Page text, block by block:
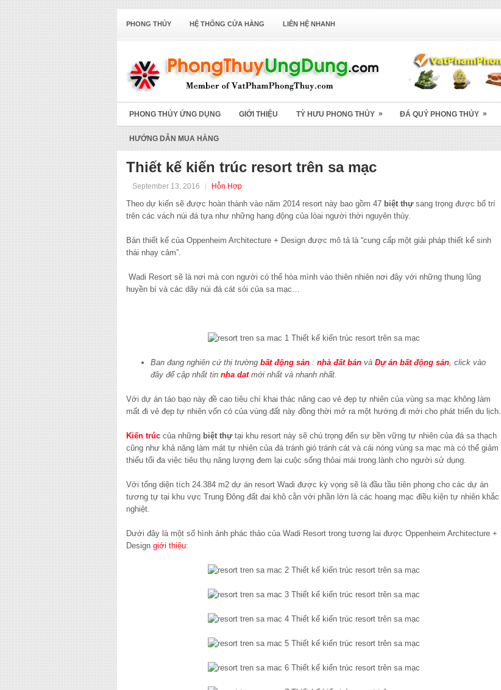
PHONG THỦY HỆ THỐNG CỬA HÀNG LIÊN HỆ NHANH
PHONG THỦY ỨNG DỤNG GIỚI THIỆU TỲ HƯU PHONG THỦY » ĐÁ QUÝ PHONG THỦY »
HƯỚNG DẪN MUA HÀNG
Thiết kế kiến trúc resort trên sa mạc
September 13, 2016 Hỗn Hợp
Theo dự kiến sẽ được hoàn thành vào năm 2014 resort này bao gồm 47 biệt thựsang trọng được bố trí
trên các vách núi đá tựa như những hang động của lòai người thời nguyên thủy.
Bản thiết kế của Oppenheim Architecture + Design được mô tả là “cung cấp một giải pháp thiết kế sinh
thái nhạy cảm”.
Wadi Resort sẽ là nơi mà con người có thể hòa mình vào thiên nhiên nơi đây với những thung lũng
huyền bí và các dãy núi đá cát sỏi của sa mạc…
Ban đang nghiên cứ thị trường bất động sản : nhà đất bán và Dự án bất động sản, click vào
đây để cập nhất tin nha dat mới nhất và nhanh nhất.
Với dự án táo bạo này đề cao tiêu chí khai thác nâng cao vẻ đẹp tự nhiên của vùng sa mạc không làm
mất đi vẻ đẹp tự nhiên vốn có của vùng đất này đồng thời mở ra một hướng đi mới cho phát triển du lịch.
Kiến trúc của những biệt thựtại khu resort này sẽ chú trọng đến sự bền vững tự nhiên của đá sa thạch
cũng như khả năng làm mát tự nhiên của đá tránh gió tránh cát và cái nóng vùng sa mạc mà có thể giảm
thiểu tối đa việc tiêu thụ năng lượng đem lại cuộc sống thỏai mái trong lành cho người sử dụng.
Với tổng diện tích 24.384 m2 dự án resort Wadi được kỳ vọng sẽ là đầu tầu tiên phong cho các dự án
tương tự tại khu vực Trung Đông đất đai khô cằn với phần lớn là các hoang mạc điều kiện tự nhiên khắc
nghiệt.
Dưới đây là một số hình ảnh phác thảo của Wadi Resort trong tương lai được Oppenheim Architecture +
Design giới thiệu: